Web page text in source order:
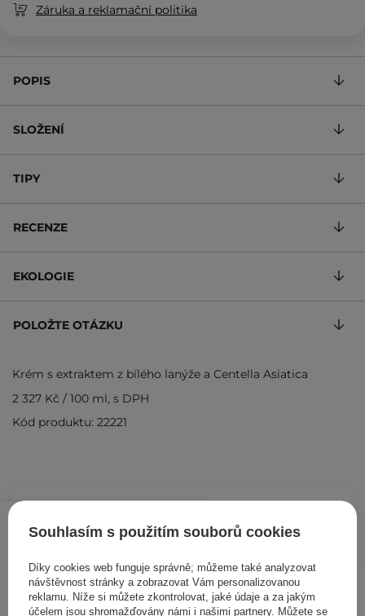
Záruka a reklamační politika
POPIS
SLOŽENÍ
TIPY
RECENZE
EKOLOGIE
POLOŽTE OTÁZKU
Krém s extraktem z bílého lanýže a Centella Asiatica
2 327 Kč / 100 ml, s DPH
Kód produktu: 22221
Ostatní zákazníci si prohlédli
Souhlasím s použitím souborů cookies
Díky cookies web funguje správně; můžeme také analyzovat
návštěvnost stránky a zobrazovat Vám personalizovanou
reklamu. Níže si můžete zkontrolovat, jaké údaje a za jakým
účelem jsou shromažďovány námi i našimi partnery. Můžete se